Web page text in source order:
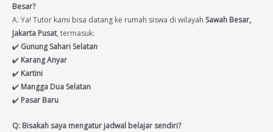
Besar?
A: Ya! Tutor kami bisa datang ke rumah siswa di wilayah Sawah Besar,
Jakarta Pusat, termasuk:
✔️ Gunung Sahari Selatan
✔️ Karang Anyar
✔️ Kartini
✔️ Mangga Dua Selatan
✔️ Pasar Baru
Q: Bisakah saya mengatur jadwal belajar sendiri?